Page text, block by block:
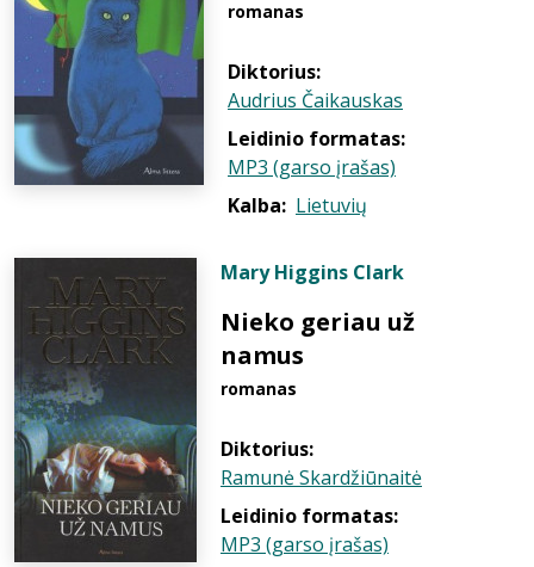
romanas
Diktorius:
Audrius Čaikauskas
Leidinio formatas:
MP3 (garso įrašas)
Kalba: Lietuvių
Mary Higgins Clark
Nieko geriau už
namus
romanas
Diktorius:
Ramunė Skardžiūnaitė
Leidinio formatas:
MP3 (garso įrašas)